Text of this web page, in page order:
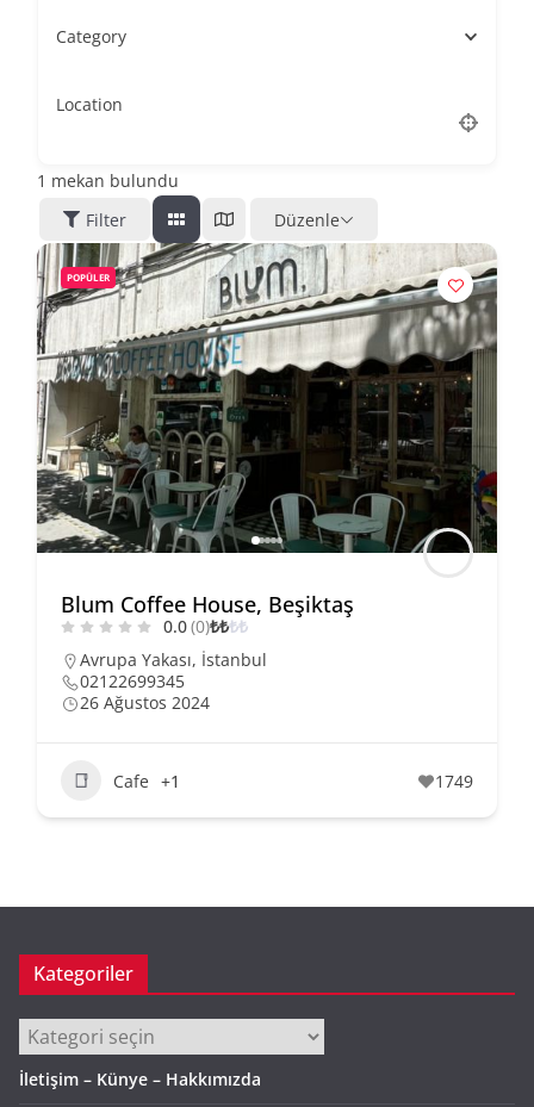
Category
Location
1 mekan bulundu
Filter
Düzenle
POPÜLER
Blum Coffee House, Beşiktaş
0.0(0)₺₺₺₺
Avrupa Yakası, İstanbul
02122699345
26 Ağustos 2024
Cafe +1 1749
Kategoriler
Kategoriler
İletişim – Künye – Hakkımızda